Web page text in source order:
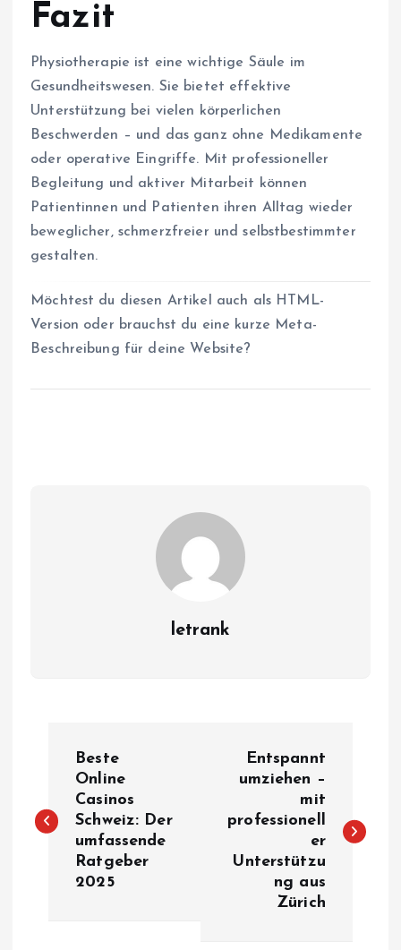
Fazit
Physiotherapie ist eine wichtige Säule im
Gesundheitswesen. Sie bietet effektive
Unterstützung bei vielen körperlichen
Beschwerden – und das ganz ohne Medikamente
oder operative Eingriffe. Mit professioneller
Begleitung und aktiver Mitarbeit können
Patientinnen und Patienten ihren Alltag wieder
beweglicher, schmerzfreier und selbstbestimmter
gestalten.
Möchtest du diesen Artikel auch als HTML-
Version oder brauchst du eine kurze Meta-
Beschreibung für deine Website?
letrank
s
Beste
Online
Casinos
Schweiz: Der
umfassende
Ratgeber
2025
Entspannt
umziehen –
mit
professionell
er
Unterstützu
ng aus
Zürich